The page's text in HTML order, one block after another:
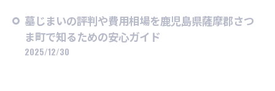
墓じまいの評判や費用相場を鹿児島県薩摩郡さつ
ま町で知るための安心ガイド
2025/12/30